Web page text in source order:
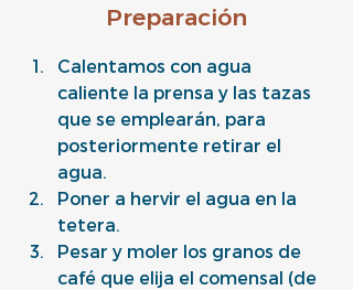
Preparación
Calentamos con agua
caliente la prensa y las tazas
que se emplearán, para
posteriormente retirar el
agua.
Poner a hervir el agua en la
tetera.
Pesar y moler los granos de
café que elija el comensal (de